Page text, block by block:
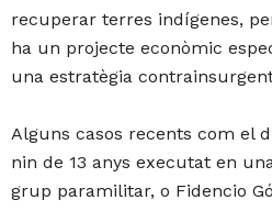
recuperar terres indígenes,
ha un projecte econòmic
una estratègia
Alguns casos recents com el
nin de 13 anys executat en
grup paramilitar, o Fidencio